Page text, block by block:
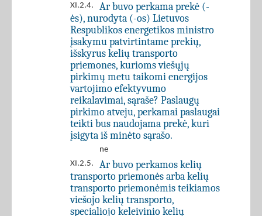
XI.2.4.
Ar buvo perkama prekė (-
ės), nurodyta (-os) Lietuvos
Respublikos energetikos ministro
įsakymu patvirtintame prekių,
išskyrus kelių transporto
priemones, kurioms viešųjų
pirkimų metu taikomi energijos
vartojimo efektyvumo
reikalavimai, sąraše? Paslaugų
pirkimo atveju, perkamai paslaugai
teikti bus naudojama prekė, kuri
įsigyta iš minėto sąrašo.
ne
XI.2.5.
Ar buvo perkamos kelių
transporto priemonės arba kelių
transporto priemonėmis teikiamos
viešojo kelių transporto,
specialiojo keleivinio kelių